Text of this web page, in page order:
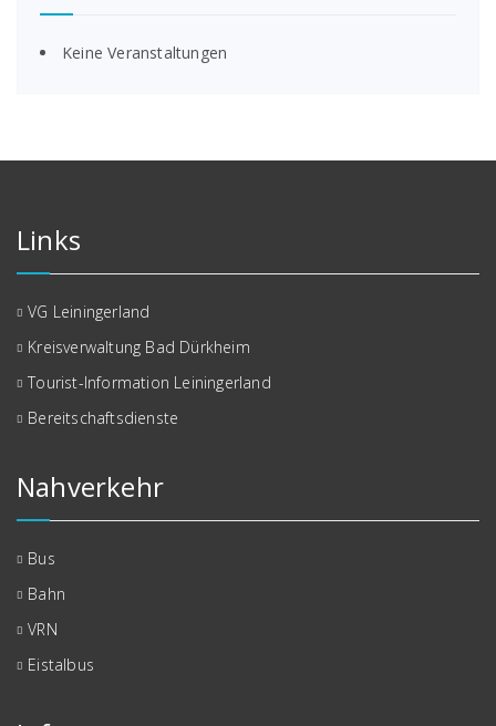
Keine Veranstaltungen
Links
VG Leiningerland
Kreisverwaltung Bad Dürkheim
Tourist-Information Leiningerland
Bereitschaftsdienste
Nahverkehr
Bus
Bahn
VRN
Eistalbus